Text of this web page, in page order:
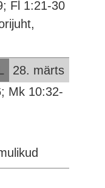
Fl 1:21-30
28. märts
Mk 10:32-